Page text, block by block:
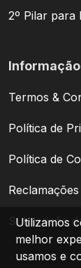
2º Pilar para
Informação
Termos &
Política de
Política de
Subscrição
Utilizamos
melhor
usamos e